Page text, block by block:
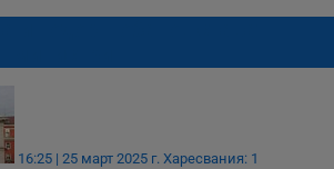
16:25 | 25 март 2025 г. Харесвания: 1